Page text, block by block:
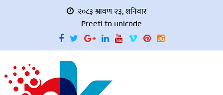
२०८३ श्रावण २३, शनिवार
Preeti to unicode